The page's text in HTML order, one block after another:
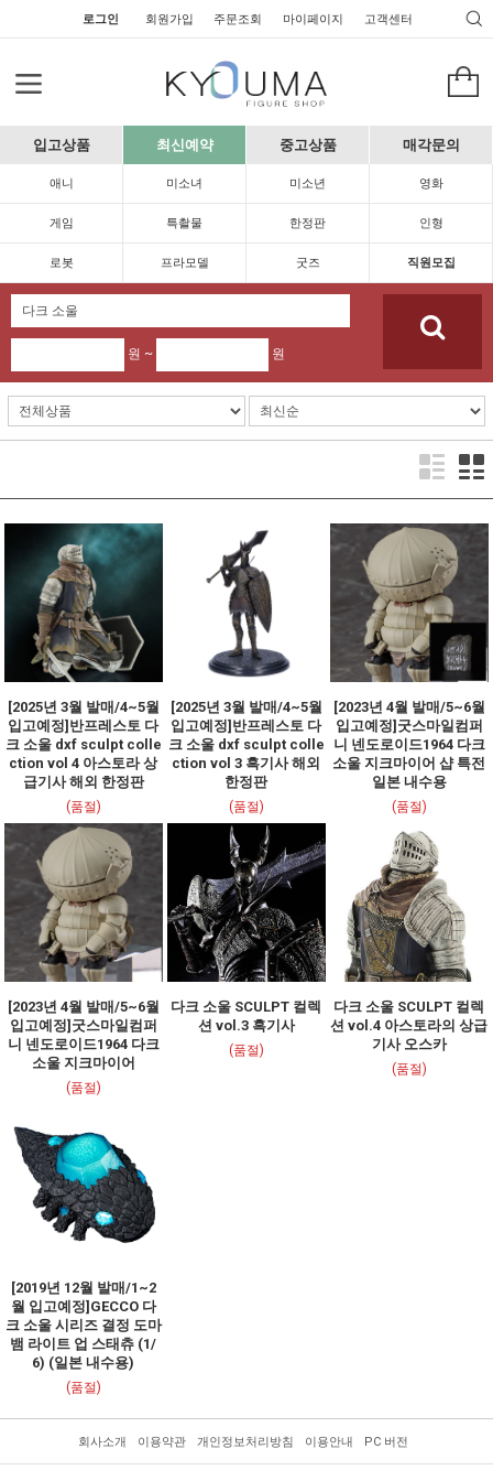
로그인 회원가입 주문조회 마이페이지 고객센터
입고상품 최신예약 중고상품 매각문의
애니 미소녀 미소년 영화
게임 특촬물 한정판 인형
로봇 프라모델 굿즈 직원모집
원 ~ 원
[2025년 3월 발매/4~5월
입고예정]반프레스토 다
크 소울 dxf sculpt colle
ction vol 4 아스토라 상
급기사 해외 한정판
(품절)
[2025년 3월 발매/4~5월
입고예정]반프레스토 다
크 소울 dxf sculpt colle
ction vol 3 흑기사 해외
한정판
(품절)
[2023년 4월 발매/5~6월
입고예정]굿스마일컴퍼
니 넨도로이드1964 다크
소울 지크마이어 샵 특전
일본 내수용
(품절)
[2023년 4월 발매/5~6월
입고예정]굿스마일컴퍼
니 넨도로이드1964 다크
소울 지크마이어
(품절)
다크 소울 SCULPT 컬렉
션 vol.3 흑기사
(품절)
다크 소울 SCULPT 컬렉
션 vol.4 아스토라의 상급
기사 오스카
(품절)
[2019년 12월 발매/1~2
월 입고예정]GECCO 다
크 소울 시리즈 결정 도마
뱀 라이트 업 스태츄 (1/
6) (일본 내수용)
(품절)
회사소개 이용약관 개인정보처리방침 이용안내 PC 버전